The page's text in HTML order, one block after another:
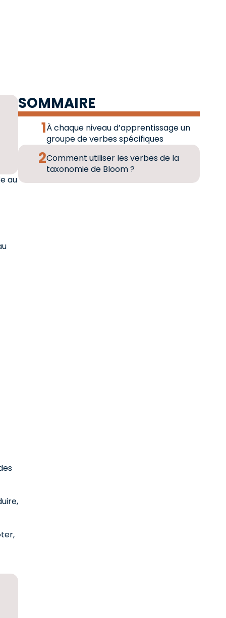
au
SOMMAIRE
À chaque niveau d’apprentissage un
groupe de verbes spécifiques
Comment utiliser les verbes de la
taxonomie de Bloom ?